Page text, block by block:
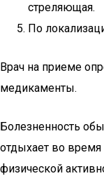
стреляющая.
По
Врач на приеме
медикаменты.
Болезненность
отдыхает во время
физической